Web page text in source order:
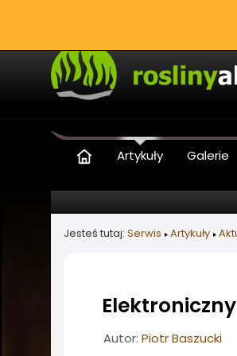
Artykuły Galerie
Jesteś tutaj: Serwis Artykuły
Informacje o artykule
Autor: Piotr Baszucki